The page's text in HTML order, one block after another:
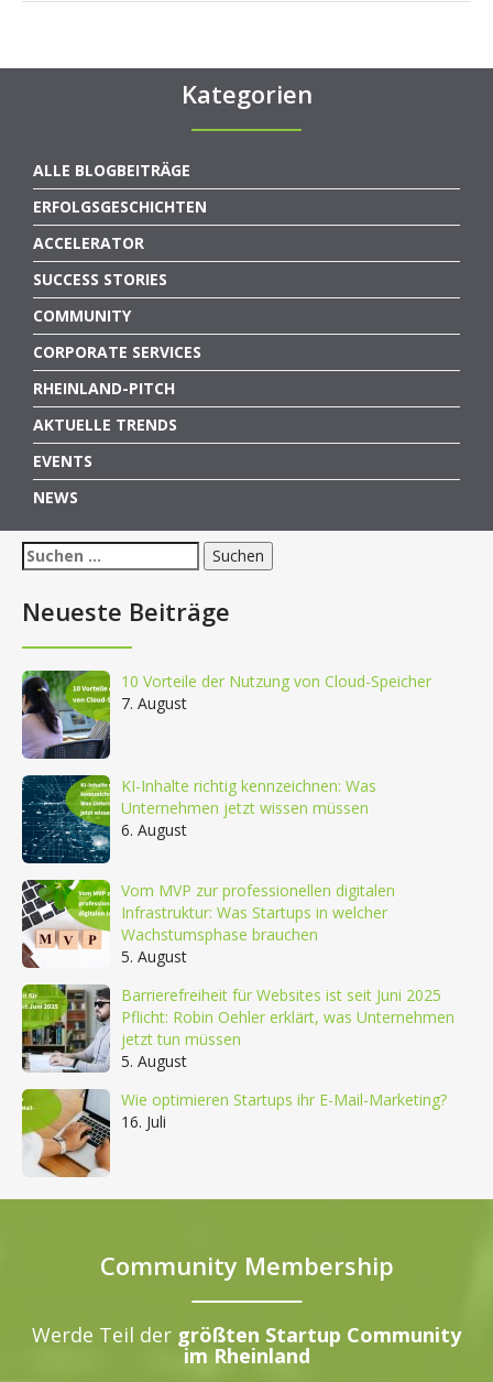
Kategorien
ALLE BLOGBEITRÄGE
ERFOLGSGESCHICHTEN
ACCELERATOR
SUCCESS STORIES
COMMUNITY
CORPORATE SERVICES
RHEINLAND-PITCH
AKTUELLE TRENDS
EVENTS
NEWS
Suchen
nach:
Neueste Beiträge
10 Vorteile der Nutzung von Cloud-Speicher
7. August
KI-Inhalte richtig kennzeichnen: Was
Unternehmen jetzt wissen müssen
6. August
Vom MVP zur professionellen digitalen
Infrastruktur: Was Startups in welcher
Wachstumsphase brauchen
5. August
Barrierefreiheit für Websites ist seit Juni 2025
Pflicht: Robin Oehler erklärt, was Unternehmen
jetzt tun müssen
5. August
Wie optimieren Startups ihr E-Mail-Marketing?
16. Juli
Community Membership
Werde Teil der größten Startup Community
im Rheinland